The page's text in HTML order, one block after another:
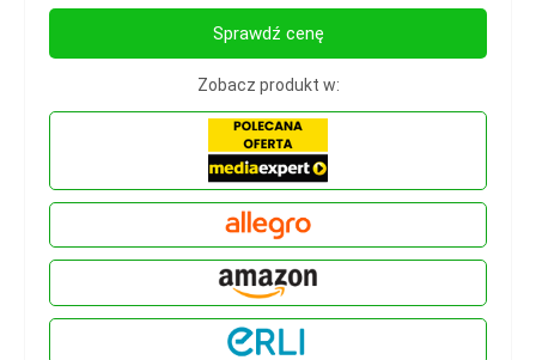
Sprawdź cenę
Zobacz produkt w: